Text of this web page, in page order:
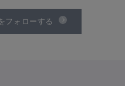
フォローする